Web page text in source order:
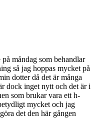
måndag som behandlar
så jag hoppas mycket på
dotter då det är många
dock inget nytt och det är i
som brukar vara ett h-
mycket och jag
det den här gången